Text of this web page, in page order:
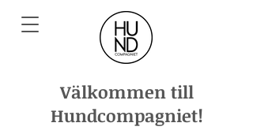
Välkommen till
Hundcompagniet!